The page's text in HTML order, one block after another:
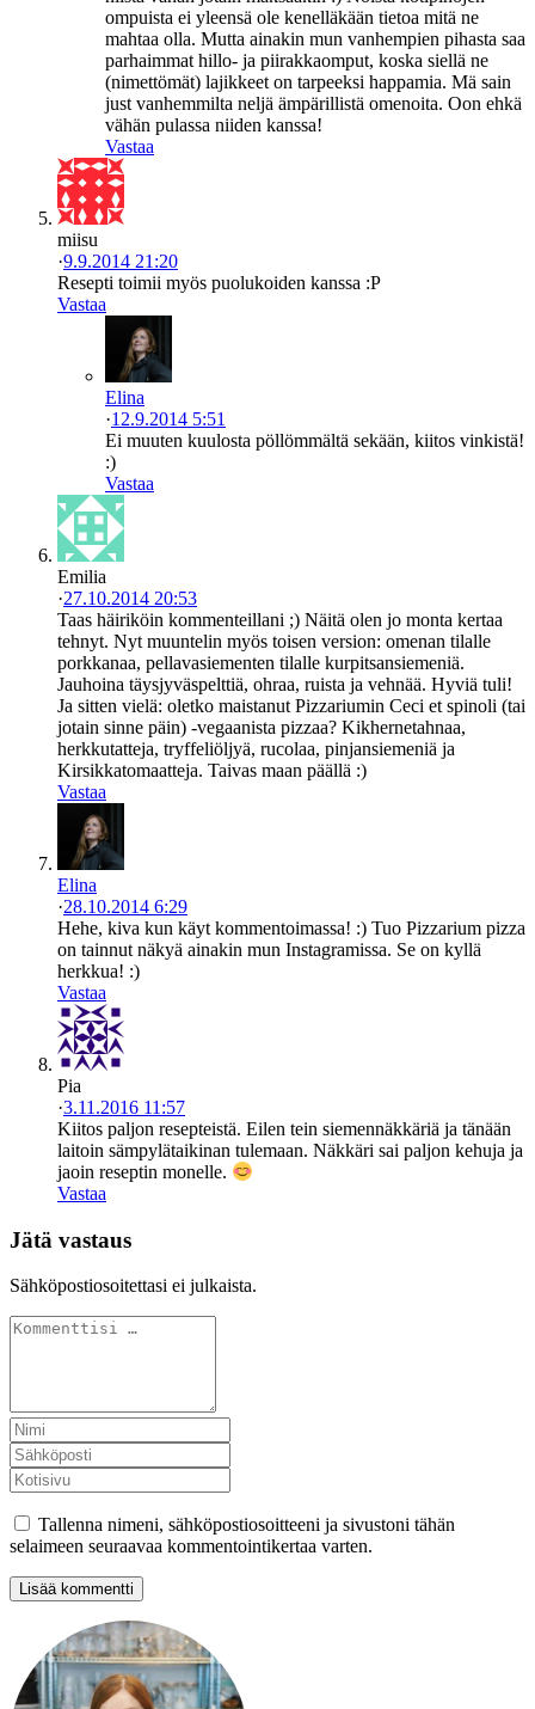
ompuista ei yleensä ole kenelläkään tietoa mitä ne
mahtaa olla. Mutta ainakin mun vanhempien pihasta saa
parhaimmat hillo- ja piirakkaomput, koska siellä ne
(nimettömät) lajikkeet on tarpeeksi happamia. Mä sain
just vanhemmilta neljä ämpärillistä omenoita. Oon ehkä
vähän pulassa niiden kanssa!
Vastaa
miisu
·9.9.2014 21:20
Resepti toimii myös puolukoiden kanssa :P
Vastaa
Elina
·12.9.2014 5:51
Ei muuten kuulosta pöllömmältä sekään, kiitos vinkistä!
:)
Vastaa
Emilia
·27.10.2014 20:53
Taas häiriköin kommenteillani ;) Näitä olen jo monta kertaa
tehnyt. Nyt muuntelin myös toisen version: omenan tilalle
porkkanaa, pellavasiementen tilalle kurpitsansiemeniä.
Jauhoina täysjyväspelttiä, ohraa, ruista ja vehnää. Hyviä tuli!
Ja sitten vielä: oletko maistanut Pizzariumin Ceci et spinoli (tai
jotain sinne päin) -vegaanista pizzaa? Kikhernetahnaa,
herkkutatteja, tryffeliöljyä, rucolaa, pinjansiemeniä ja
Kirsikkatomaatteja. Taivas maan päällä :)
Vastaa
Elina
·28.10.2014 6:29
Hehe, kiva kun käyt kommentoimassa! :) Tuo Pizzarium pizza
on tainnut näkyä ainakin mun Instagramissa. Se on kyllä
herkkua! :)
Vastaa
Pia
·3.11.2016 11:57
Kiitos paljon resepteistä. Eilen tein siemennäkkäriä ja tänään
laitoin sämpylätaikinan tulemaan. Näkkäri sai paljon kehuja ja
jaoin reseptin monelle.
Vastaa
Jätä vastaus
Sähköpostiosoitettasi ei julkaista.
Tallenna nimeni, sähköpostiosoitteeni ja sivustoni tähän
selaimeen seuraavaa kommentointikertaa varten.